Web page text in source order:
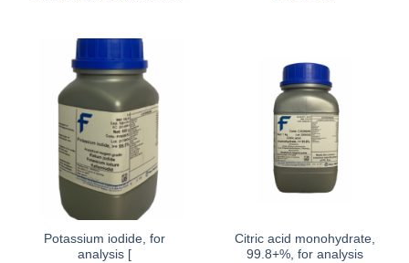
Potassium iodide, for
analysis [
Citric acid monohydrate,
99.8+%, for analysis